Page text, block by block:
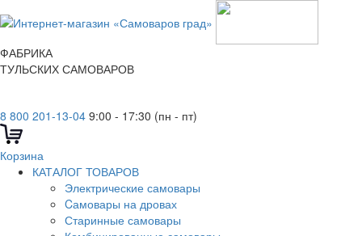
ФАБРИКА
ТУЛЬСКИХ САМОВАРОВ
8 800 201-13-04 9:00 - 17:30 (пн - пт)
Корзина
КАТАЛОГ ТОВАРОВ
Электрические самовары
Cамовары на дровах
Старинные самовары